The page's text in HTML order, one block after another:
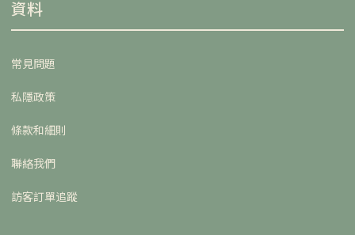
資料
常見問題
私隱政策
條款和細則
聯絡我們
訪客訂單追蹤